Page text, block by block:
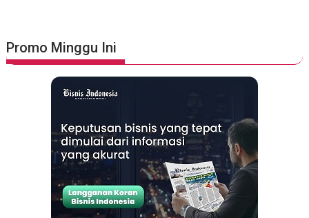
Promo Minggu Ini